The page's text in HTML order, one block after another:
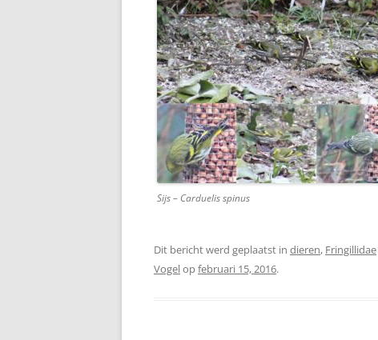
Sijs – Carduelis spinus
Dit bericht werd geplaatst in dieren, Fringillidae
Vogelopfebruari 15, 2016.